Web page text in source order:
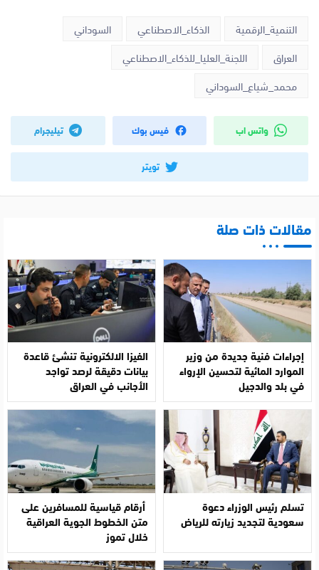
التنمية_الرقمية الذكاء_الاصطناعي
السوداني
العراق
اللجنة_العليا_للذكاء_الاصطناعي
محمد_شياع_السوداني
واتس اب فيس بوك تيليجرام
تويتر
مقالات ذات صلة
إجراءات فنية جديدة من وزير
الموارد المائية لتحسين الإرواء
في بلد والدجيل
الفيزا الالكترونية تنشئ قاعدة
بيانات دقيقة لرصد تواجد
الأجانب في العراق
تسلم رئيس الوزراء دعوة
سعودية لتجديد زيارته للرياض
أرقام قياسية للمسافرين على
متن الخطوط الجوية العراقية
خلال تموز